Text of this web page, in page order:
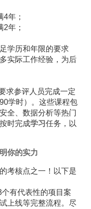
年；
年；
学历和年限的要求
实际工作经验，为后
求参评人员完成一定
学时）。这些课程包
全、数据分析等热门
时完成学习任务，以
你的实力
考核点之一！以下是
有代表性的项目案
上线等完整流程。尽